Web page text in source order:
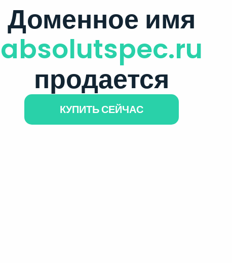
Доменное имя
absolutspec.ru
продается
КУПИТЬ СЕЙЧАС